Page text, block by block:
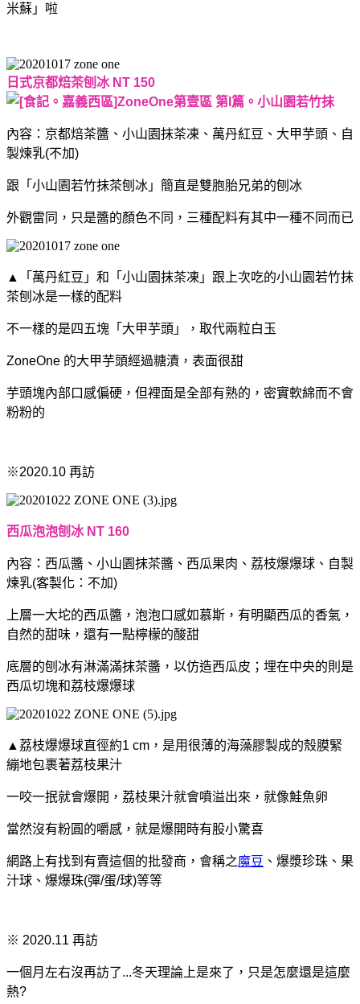
米蘇」啦
日式京都焙茶刨冰 NT 150
內容：京都焙茶醬、小山園抹茶凍、萬丹紅豆、大甲芋頭、自
製煉乳(不加)
跟「小山園若竹抹茶刨冰」簡直是雙胞胎兄弟的刨冰
外觀雷同，只是醬的顏色不同， 三種配料有其中一種不同而已
▲「萬丹紅豆」和「小山園抹茶凍」跟上次吃的小山園若竹抹
茶刨冰是一樣的配料
不一樣的是四五塊「大甲芋頭」，取代兩粒白玉
ZoneOne 的大甲芋頭經過糖漬，表面很甜
芋頭塊內部口感偏硬，但裡面是全部有熟的， 密實軟綿而不會
粉粉的
※2020.10 再訪
西瓜泡泡刨冰 NT 160
內容：西瓜醬、小山園抹茶醬、西瓜果肉、荔枝爆爆球、自製
煉乳(客製化：不加)
上層一大坨的西瓜醬，泡泡口感如慕斯， 有明顯西瓜的香氣，
自然的甜味， 還有一點檸檬的酸甜
底層的刨冰有淋滿滿抹茶醬，以仿造西瓜皮； 埋在中央的則是
西瓜切塊和荔枝爆爆球
▲荔枝爆爆球直徑約1 cm，是用很薄的海藻膠製成的殼膜緊
繃地包裹著荔枝果汁
一咬一抿就會爆開，荔枝果汁就會噴溢出來， 就像鮭魚卵
當然沒有粉圓的嚼感，就是爆開時有股小驚喜
網路上有找到有賣這個的批發商， 會稱之魔豆 、爆漿珍珠、果
汁球、爆爆珠(彈/蛋/球)等等
※ 2020.11 再訪
一個月左右沒再訪了...冬天理論上是來了， 只是怎麼還是這麼
熱?